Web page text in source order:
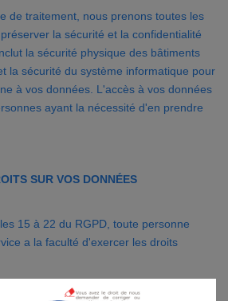
de traitement, nous prenons toutes les
la sécurité et la confidentialité
la sécurité physique des bâtiments
la sécurité du système informatique pour
à vos données. L'accès à vos données
ayant la nécessité d'en prendre
SUR VOS DONNÉES
15 à 22 du RGPD, toute personne
a la faculté d'exercer les droits